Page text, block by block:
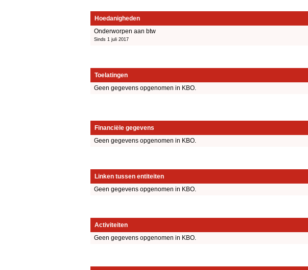
Hoedanigheden
Onderworpen aan btw
Sinds 1 juli 2017
Toelatingen
Geen gegevens opgenomen in KBO.
Financiële gegevens
Geen gegevens opgenomen in KBO.
Linken tussen entiteiten
Geen gegevens opgenomen in KBO.
Activiteiten
Geen gegevens opgenomen in KBO.